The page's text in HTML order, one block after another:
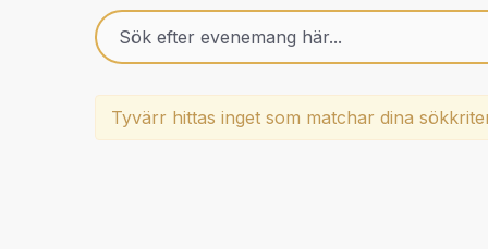
Tyvärr hittas inget som matchar dina